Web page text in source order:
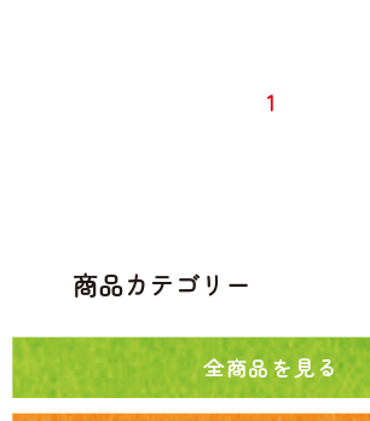
1
商品カテゴリー
全商品を見る